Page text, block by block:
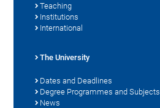
Teaching
Institutions
International
The University
Dates and Deadlines
Degree Programmes and Subjects
News